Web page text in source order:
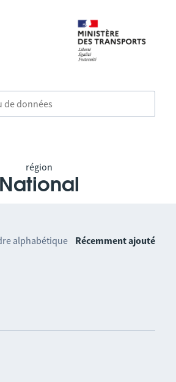
région
National
alphabétique Récemment ajouté